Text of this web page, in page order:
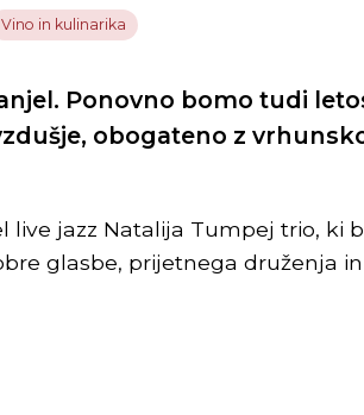
Vino in kulinarika
Ponovno bomo tudi
obogateno z
jazz Natalija Tumpej trio, ki
glasbe, prijetnega druženja